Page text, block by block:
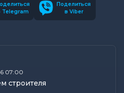
Telegram
Поделиться
в Viber
07:00
строителя